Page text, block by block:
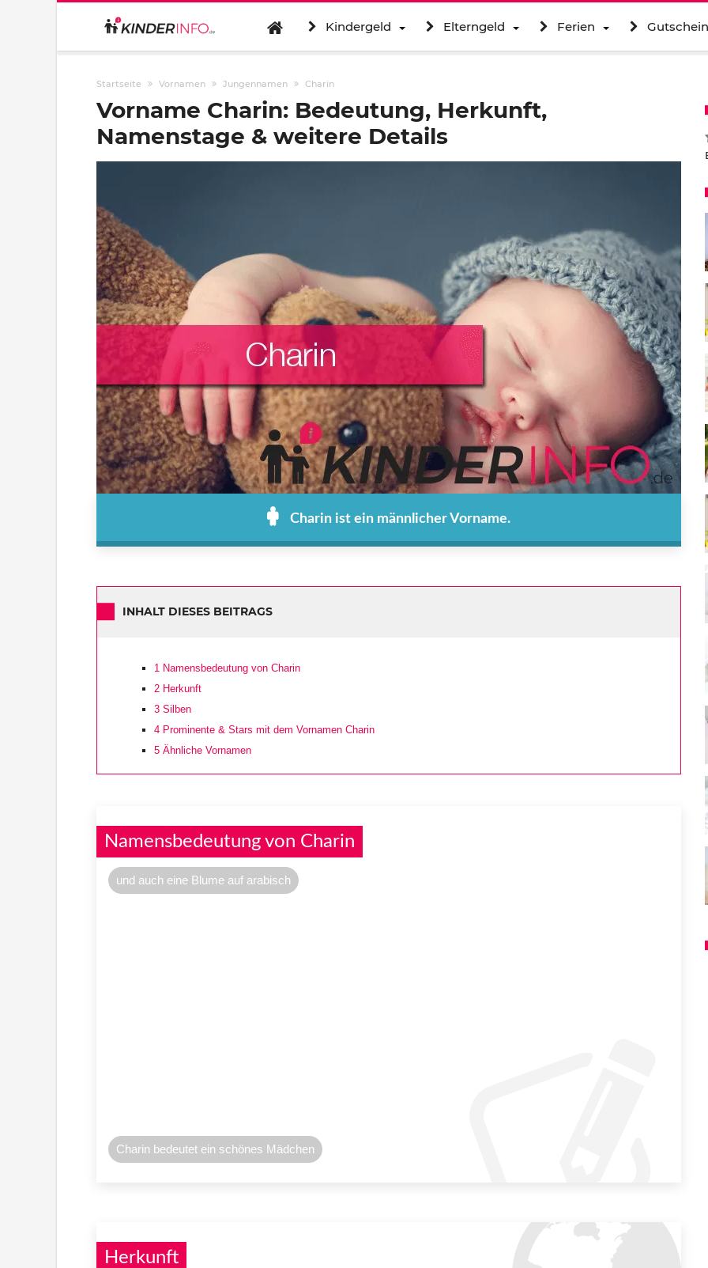
Kindergeld Elterngeld Ferien
Startseite Vornamen Jungennamen Charin
Vorname Charin: Bedeutung, Herkunft,
Namenstage & weitere Details
Charin ist ein männlicher Vorname.
INHALT DIESES BEITRAGS
1 Namensbedeutung von Charin
2 Herkunft
3 Silben
4 Prominente & Stars mit dem Vornamen Charin
5 Ähnliche Vornamen
Namensbedeutung von Charin
und auch eine Blume auf arabisch
Charin bedeutet ein schönes Mädchen
Herkunft